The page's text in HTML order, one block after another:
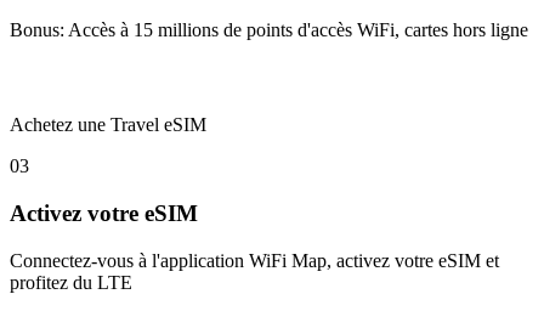
Bonus: Accès à 15 millions de points d'accès WiFi, cartes hors ligne
Achetez une Travel eSIM
03
Activez votre eSIM
Connectez-vous à l'application WiFi Map, activez votre eSIM et
profitez du LTE